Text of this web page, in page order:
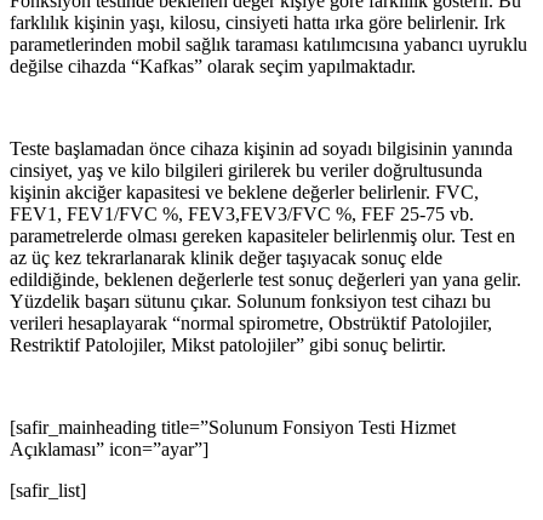
farklılık kişinin yaşı, kilosu, cinsiyeti hatta ırka göre belirlenir. Irk
parametlerinden mobil sağlık taraması katılımcısına yabancı uyruklu
değilse cihazda “Kafkas” olarak seçim yapılmaktadır.
Teste başlamadan önce cihaza kişinin ad soyadı bilgisinin yanında
cinsiyet, yaş ve kilo bilgileri girilerek bu veriler doğrultusunda
kişinin akciğer kapasitesi ve beklene değerler belirlenir. FVC,
FEV1, FEV1/FVC %, FEV3,FEV3/FVC %, FEF 25-75 vb.
parametrelerde olması gereken kapasiteler belirlenmiş olur. Test en
az üç kez tekrarlanarak klinik değer taşıyacak sonuç elde
edildiğinde, beklenen değerlerle test sonuç değerleri yan yana gelir.
Yüzdelik başarı sütunu çıkar. Solunum fonksiyon test cihazı bu
verileri hesaplayarak “normal spirometre, Obstrüktif Patolojiler,
Restriktif Patolojiler, Mikst patolojiler” gibi sonuç belirtir.
[safir_mainheading title=”Solunum Fonsiyon Testi Hizmet
Açıklaması” icon=”ayar”]
[safir_list]